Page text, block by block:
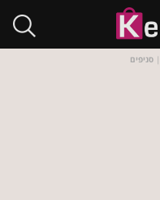
| סניפים